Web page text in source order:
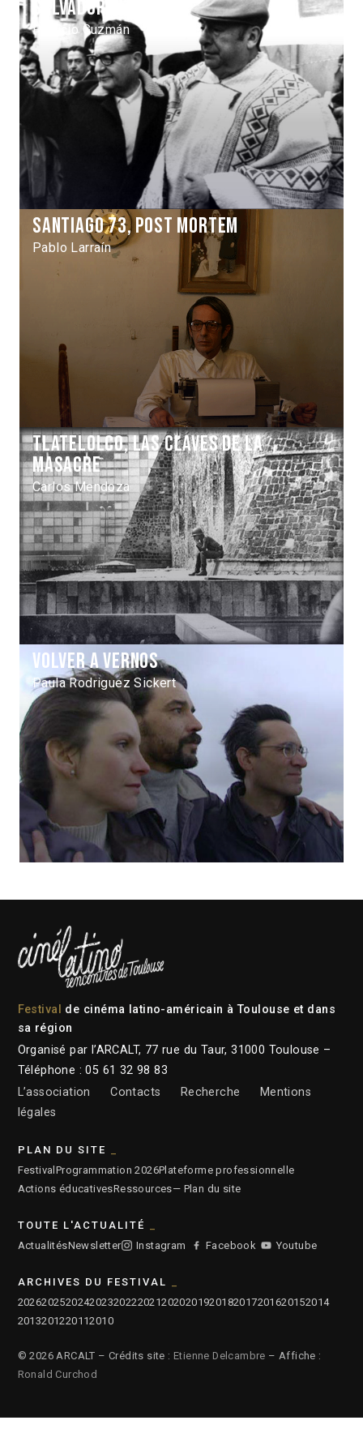
Salvador Allende
Patricio Guzmán
Santiago 73, Post Mortem
Pablo Larraín
Tlatelolco, las claves de la
masacre
Carlos Mendoza
Volver a vernos
Paula Rodriguez Sickert
Festival
de cinéma latino-américain à Toulouse et dans
sa région
Organisé par l’ARCALT, 77 rue du Taur, 31000 Toulouse –
Téléphone : 05 61 32 98 83
L’association
Contacts Recherche
Mentions
légales
PLAN DU SITE
FestivalProgrammation 2026Plateforme professionnelle
Actions éducativesRessources— Plan du site
TOUTE L'ACTUALITÉ
ActualitésNewsletter Instagram Facebook Youtube
ARCHIVES DU FESTIVAL
2026202520242023202220212020201920182017201620152014
2013201220112010
© 2026 ARCALT – Crédits site : Etienne Delcambre – Affiche :
Ronald Curchod